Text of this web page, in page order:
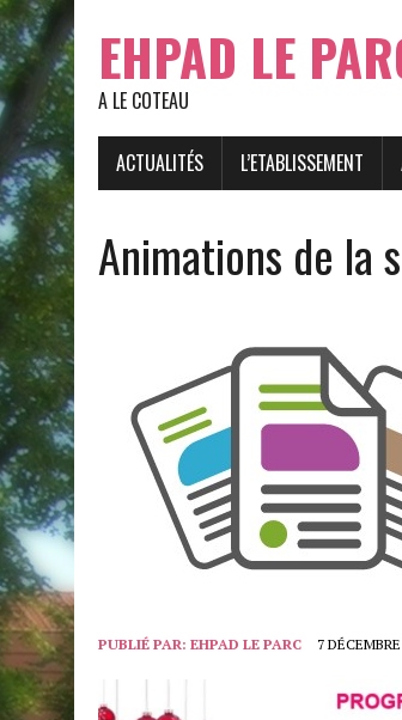
EHPAD LE
A LE COTEAU
ACTUALITÉS L’ETABLISSEMENT
Animations de la
PUBLIÉ PAR: EHPAD LE PARC 7